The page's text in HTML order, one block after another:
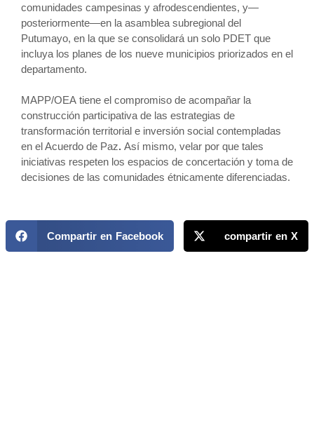
comunidades campesinas y afrodescendientes, y—
posteriormente—en la asamblea subregional del
Putumayo, en la que se consolidará un solo PDET que
incluya los planes de los nueve municipios priorizados en el
departamento.
MAPP/OEA tiene el compromiso de acompañar la
construcción participativa de las estrategias de
transformación territorial e inversión social contempladas
en el Acuerdo de Paz. Así mismo, velar por que tales
iniciativas respeten los espacios de concertación y toma de
decisiones de las comunidades étnicamente diferenciadas.
Compartir en Facebook compartir en X